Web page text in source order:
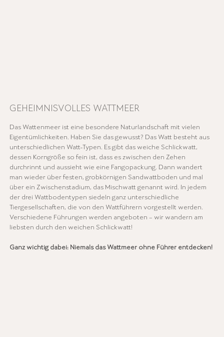
GEHEIMNISVOLLES WATTMEER
Das Wattenmeer ist eine besondere Naturlandschaft mit vielen
Eigentümlichkeiten. Haben Sie das gewusst? Das Watt besteht aus
unterschiedlichen Watt-Typen. Es gibt das weiche Schlickwatt,
dessen Korngröße so fein ist, dass es zwischen den Zehen
durchrinnt und aussieht wie eine Fangopackung. Dann wandert
man wieder über festen, grobkörnigen Sandwattboden und mal
über ein Zwischenstadium, das Mischwatt genannt wird. In jedem
der drei Wattbodentypen siedeln ganz unterschiedliche
Tiergesellschaften, die von den Wattführern vorgestellt werden.
Verschiedene Führungen werden angeboten – wir wandern am
liebsten durch den weichen Schlickwatt!
Ganz wichtig dabei: Niemals das Wattmeer ohne Führer entdecken!